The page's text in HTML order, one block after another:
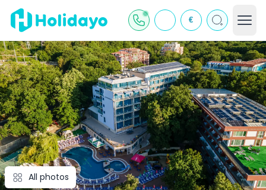
€
All photos